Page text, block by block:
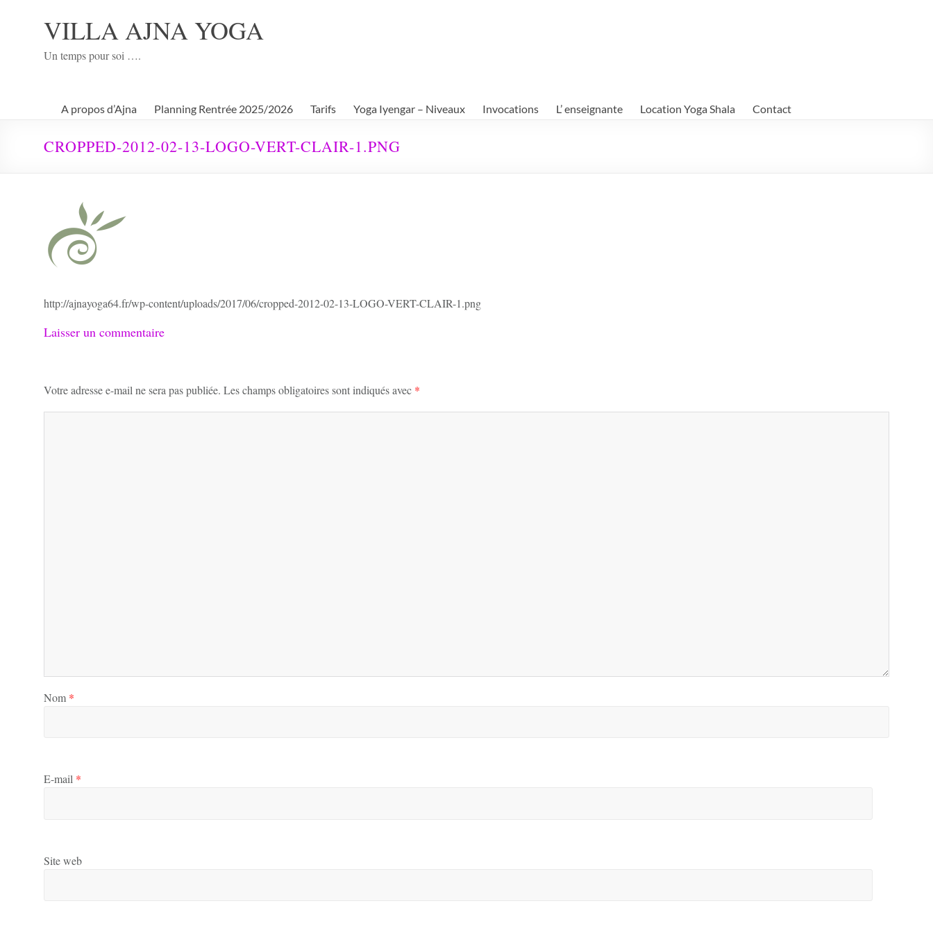
VILLA AJNA YOGA
Un temps pour soi ….
A propos d’Ajna Planning Rentrée 2025/2026 Tarifs Yoga Iyengar – Niveaux Invocations L’ enseignante Location Yoga Shala Contact
CROPPED-2012-02-13-LOGO-VERT-CLAIR-1.PNG
http://ajnayoga64.fr/wp-content/uploads/2017/06/cropped-2012-02-13-LOGO-VERT-CLAIR-1.png
Laisser un commentaire
Votre adresse e-mail ne sera pas publiée. Les champs obligatoires sont indiqués avec *
Nom *
E-mail *
Site web